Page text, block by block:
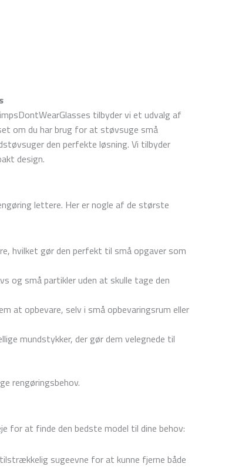
tilbyder vi et udvalg af
om du har brug for at støvsuge små
den perfekte løsning. Vi tilbyder
design.
lettere. Her er nogle af de største
hvilket gør den perfekt til små opgaver som
og små partikler uden at skulle tage den
at opbevare, selv i små opbevaringsrum eller
mundstykker, der gør dem velegnede til
rengøringsbehov.
for at finde den bedste model til dine behov:
sugeevne for at kunne fjerne både